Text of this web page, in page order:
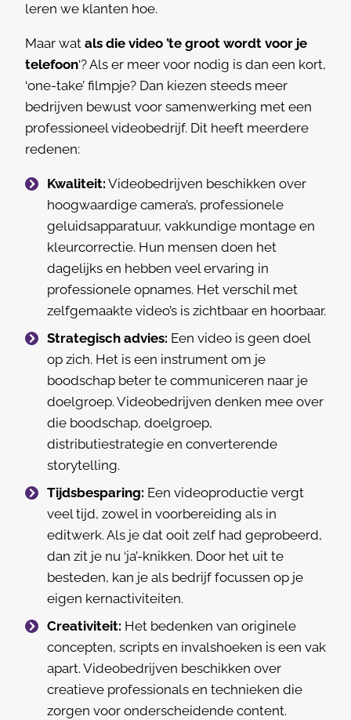
leren we klanten hoe.
Maar wat als die video ’te groot wordt voor je
telefoon‘? Als er meer voor nodig is dan een kort,
‘one-take’ filmpje? Dan kiezen steeds meer
bedrijven bewust voor samenwerking met een
professioneel videobedrijf. Dit heeft meerdere
redenen:
Kwaliteit: Videobedrijven beschikken over
hoogwaardige camera’s, professionele
geluidsapparatuur, vakkundige montage en
kleurcorrectie. Hun mensen doen het
dagelijks en hebben veel ervaring in
professionele opnames. Het verschil met
zelfgemaakte video’s is zichtbaar en hoorbaar.
Strategisch advies: Een video is geen doel
op zich. Het is een instrument om je
boodschap beter te communiceren naar je
doelgroep. Videobedrijven denken mee over
die boodschap, doelgroep,
distributiestrategie en converterende
storytelling.
Tijdsbesparing: Een videoproductie vergt
veel tijd, zowel in voorbereiding als in
editwerk. Als je dat ooit zelf had geprobeerd,
dan zit je nu ‘ja’-knikken. Door het uit te
besteden, kan je als bedrijf focussen op je
eigen kernactiviteiten.
Creativiteit: Het bedenken van originele
concepten, scripts en invalshoeken is een vak
apart. Videobedrijven beschikken over
creatieve professionals en technieken die
zorgen voor onderscheidende content.